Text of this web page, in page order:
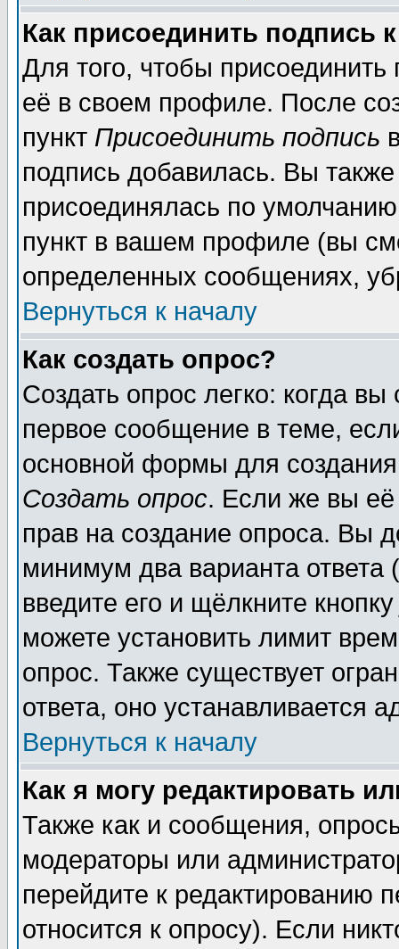
Как присоединить подпись
Для того, чтобы
её в своем профиле. После
пункт Присоединить подпись
подпись добавилась. Вы
присоединялась по
пункт в вашем профиле (вы
определенных сообщениях,
Вернуться к началу
Как создать опрос?
Создать опрос легко: когда
первое сообщение в теме,
основной формы для
Создать опрос. Если же вы её
прав на создание опроса. Вы
минимум два варианта ответа
введите его и щёлкните
можете установить лимит
опрос. Также существует
ответа, оно устанавливается
Вернуться к началу
Как я могу редактировать
Также как и сообщения,
модераторы или
перейдите к редактированию
относится к опросу). Если